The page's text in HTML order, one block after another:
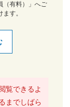
（有料）」へご
す。
覧できるよ
までしばら